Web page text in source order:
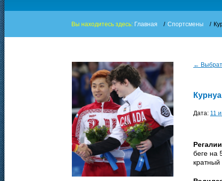
Вы находитесь здесь: Главная / Спортсмены /
←
Дата: 11
беге на